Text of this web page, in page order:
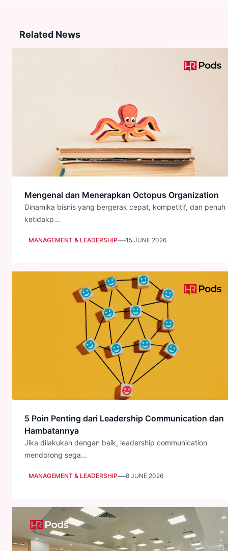
Related News
Mengenal dan Menerapkan Octopus Organization
Dinamika bisnis yang bergerak cepat, kompetitif, dan penuh
ketidakp...
MANAGEMENT & LEADERSHIP—15 JUNE 2026
5 Poin Penting dari Leadership Communication dan
Hambatannya
Jika dilakukan dengan baik, leadership communication
mendorong sega...
MANAGEMENT & LEADERSHIP—8 JUNE 2026